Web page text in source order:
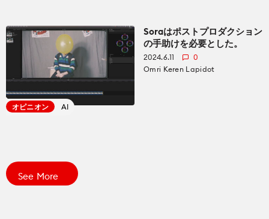
オピニオン AI
Soraはポストプロダクション
の手助けを必要とした。
2024.6.11
0
Omri Keren Lapidot
See More